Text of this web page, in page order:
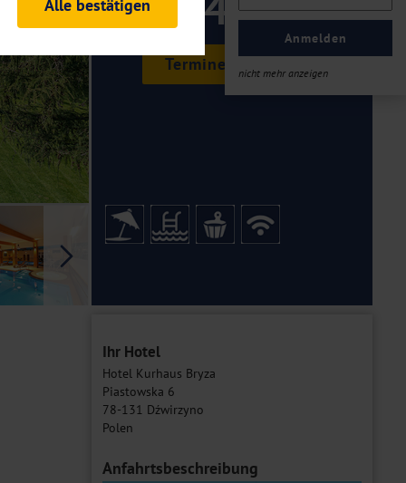
Anmelden
nicht mehr anzeigen
Termine & Preise
Ihr Hotel
Hotel Kurhaus Bryza
Piastowska 6
78-131 Dźwirzyno
Polen
Anfahrtsbeschreibung
und Analysen. Mithilfe
Auftritts ermitteln und
es zu einer Drittlands
Daten finden Sie in unseren
Alle bestätigen